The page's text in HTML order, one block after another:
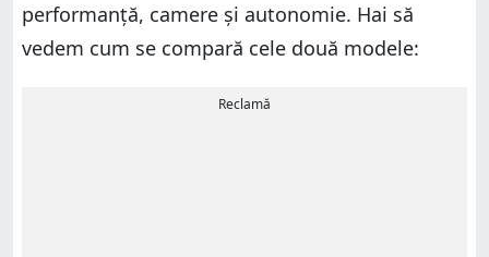
performanță, camere și autonomie. Hai să
vedem cum se compară cele două modele:
Reclamă